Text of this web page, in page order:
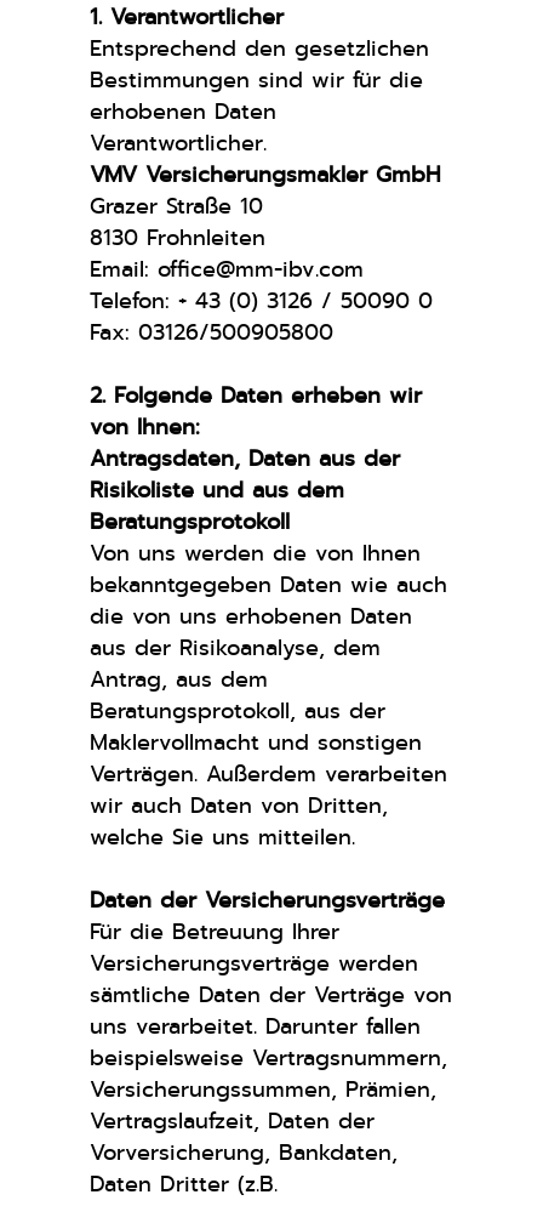
1. Verantwortlicher
Entsprechend den gesetzlichen
Bestimmungen sind wir für die
erhobenen Daten
Verantwortlicher.
VMV Versicherungsmakler GmbH
Grazer Straße 10
8130 Frohnleiten
Email: office@mm-ibv.com
Telefon: + 43 (0) 3126 / 50090 0
Fax: 03126/500905800
2. Folgende Daten erheben wir
von Ihnen:
Antragsdaten, Daten aus der
Risikoliste und aus dem
Beratungsprotokoll
Von uns werden die von Ihnen
bekanntgegeben Daten wie auch
die von uns erhobenen Daten
aus der Risikoanalyse, dem
Antrag, aus dem
Beratungsprotokoll, aus der
Maklervollmacht und sonstigen
Verträgen. Außerdem verarbeiten
wir auch Daten von Dritten,
welche Sie uns mitteilen.
Daten der Versicherungsverträge
Für die Betreuung Ihrer
Versicherungsverträge werden
sämtliche Daten der Verträge von
uns verarbeitet. Darunter fallen
beispielsweise Vertragsnummern,
Versicherungssummen, Prämien,
Vertragslaufzeit, Daten der
Vorversicherung, Bankdaten,
Daten Dritter (z.B.